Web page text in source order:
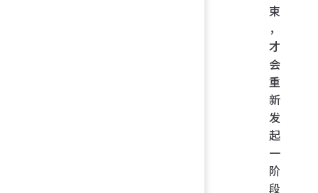
束
，
才
会
重
新
发
起
一
阶
段